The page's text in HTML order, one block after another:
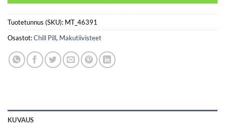
Tuotetunnus (SKU): MT_46391
Osastot:Chill Pill, Makutiivisteet
KUVAUS